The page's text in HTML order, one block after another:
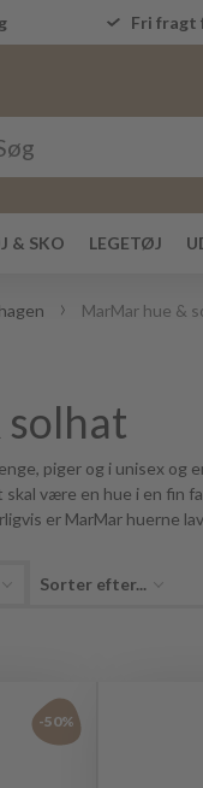
Fri fragt
& SKO LEGETØJ
MarMar hue &
piger og i unisex
være en hue i en fin
er MarMar huerne
-50%
Sorter efter...